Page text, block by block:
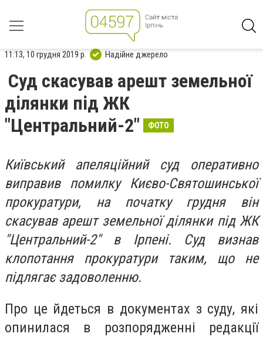
11:13, 10 грудня 2019 р. Надійне джерело
Суд скасував арешт земельної
ділянки під ЖК
"Центральний-2"
ФОТО
Київський апеляційний суд оперативно
виправив помилку Києво-Святошинської
прокуратури, на початку грудня він
скасував арешт земельної ділянки під ЖК
"Центральний-2" в Ірпені. Суд визнав
клопотання прокуратури таким, що не
підлягає задоволенню.
Про це йдеться в документах з суду, які
опинилася в розпорядженні редакції